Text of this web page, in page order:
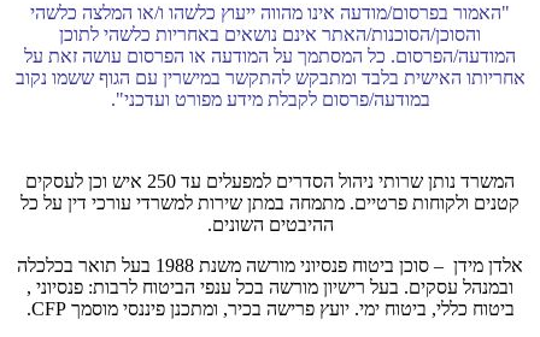
"האמור בפרסום/מודעה אינו מהווה ייעוץ כלשהו ו/או המלצה כלשהי
והסוכן/הסוכנות/האתר אינם נושאים באחריות כלשהי לתוכן
המודעה/הפרסום. כל המסתמך על המודעה או הפרסום עושה זאת על
אחריותו האישית בלבד ומתבקש להתקשר במישרין עם הגוף ששמו נקוב
במודעה/פרסום לקבלת מידע מפורט ועדכני".
המשרד נותן שרותי ניהול הסדרים למפעלים עד 250 איש וכן לעסקים
קטנים ולקוחות פרטיים. מתמחה במתן שירות למשרדי עורכי דין על כל
ההיבטים השונים.
אלדן מידן – סוכן ביטוח פנסיוני מורשה משנת 1988 בעל תואר בכלכלה
ובמנהל עסקים. בעל רישיון מורשה בכל ענפי הביטוח לרבות: פנסיוני ,
ביטוח כללי, ביטוח ימי. יועץ פרישה בכיר, ומתכנן פיננסי מוסמך CFP.